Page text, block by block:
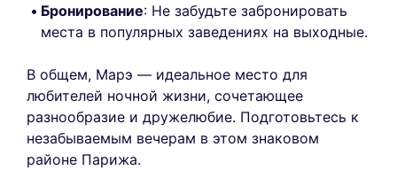
Бронирование: Не забудьте забронировать
места в популярных заведениях на выходные.
В общем, Марэ — идеальное место для
любителей ночной жизни, сочетающее
разнообразие и дружелюбие. Подготовьтесь к
незабываемым вечерам в этом знаковом
районе Парижа.